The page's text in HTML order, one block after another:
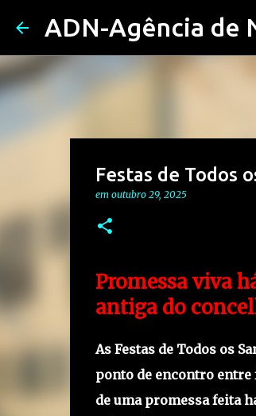
ADN-Agência de
Festas de Todos
em outubro 29, 2025
Promessa viva
antiga do
As Festas de Todos os
ponto de encontro entre
de uma promessa feita